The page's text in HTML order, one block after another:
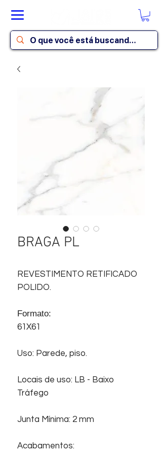
BRAGA PL
REVESTIMENTO RETIFICADO
POLIDO.
Formato:
61X61
Uso: Parede, piso.
Locais de uso: LB - Baixo
Tráfego
Junta Mínima: 2 mm
Acabamentos: